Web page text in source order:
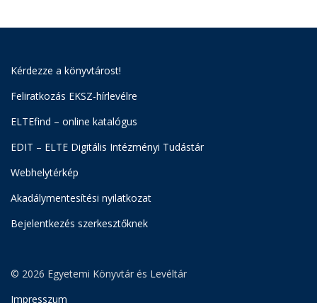
Kérdezze a könyvtárost!
Feliratkozás EKSZ-hírlevélre
ELTEfind – online katalógus
EDIT – ELTE Digitális Intézményi Tudástár
Webhelytérkép
Akadálymentesítési nyilatkozat
Bejelentkezés szerkesztőknek
© 2026 Egyetemi Könyvtár és Levéltár
Impresszum